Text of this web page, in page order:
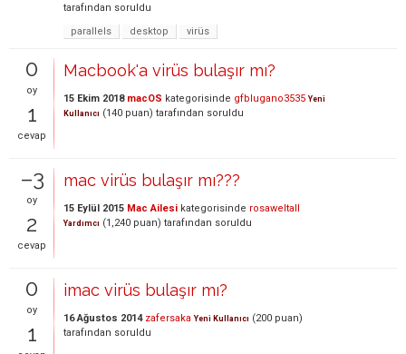
tarafından soruldu
parallels
desktop virüs
0
oy
1
cevap
Macbook'a virüs bulaşır mı?
15 Ekim 2018 macOS kategorisinde gfblugano3535 Yeni
Kullanıcı (140 puan) tarafından soruldu
–3
oy
2
cevap
mac virüs bulaşır mı???
15 Eylül 2015 Mac Ailesi kategorisinde rosaweltall
Yardımcı (1,240 puan) tarafından soruldu
0
oy
1
imac virüs bulaşır mı?
16 Ağustos 2014 zafersaka Yeni Kullanıcı (200 puan)
tarafından soruldu